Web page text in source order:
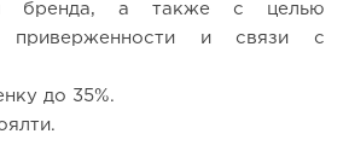
бренда, а также с целью
приверженности и связи с
до 35%.